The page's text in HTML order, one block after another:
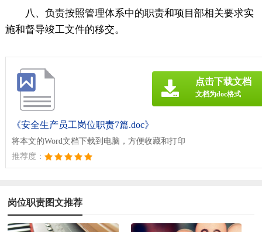
八、负责按照管理体系中的职责和项目部相关要求实
施和督导竣工文件的移交。
《安全生产员工岗位职责7篇.doc》
将本文的Word文档下载到电脑，方便收藏和打印
推荐度：
点击下载文档
文档为doc格式
岗位职责图文推荐